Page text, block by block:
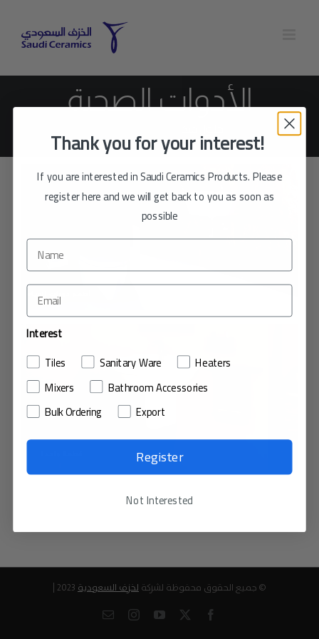
الأدوات الصحية
الصفحة الرئيسية اختياري الأدوات الصحية
© جميع الحقوق محفوظة لشركةلخزف السعودية
Facebook
YouTube
Instagram
Email
Thank you for your interest!
If you are interested in Saudi Ceramics Products. Please
register here and we will get back to you as soon as
possible
Interest
Tiles
Sanitary Ware Heaters
Mixers
Bathroom Accessories
Bulk Ordering
Export
Register
Not Interested